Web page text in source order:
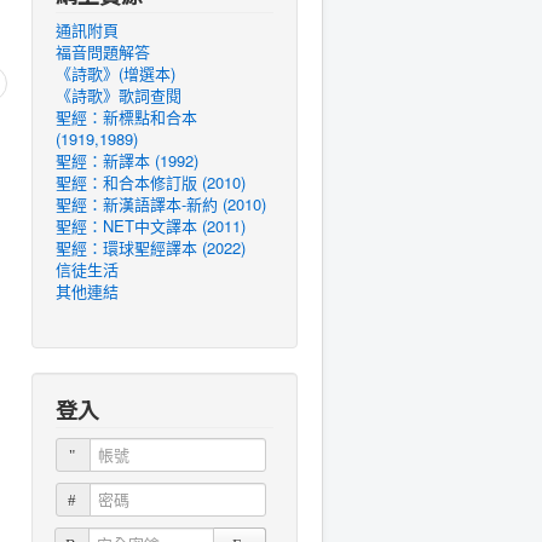
通訊附頁
福音問題解答
《詩歌》(增選本)
《詩歌》歌詞查閱
聖經：新標點和合本
(1919,1989)
聖經：新譯本 (1992)
聖經：和合本修訂版 (2010)
聖經：新漢語譯本-新約 (2010)
聖經：NET中文譯本 (2011)
聖經：環球聖經譯本 (2022)
信徒生活
其他連結
登入
帳號
密碼